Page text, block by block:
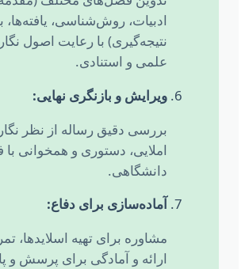
ادبیات، روش‌شناسی، یافته‌ها، بحث
نتیجه‌گیری) با رعایت اصول نگارش
علمی و استنادی.
ویرایش و بازنگری نهایی:
بررسی دقیق رساله از نظر نگارشی،
املایی، دستوری و همخوانی با
دانشگاهی.
آماده‌سازی برای دفاع:
مشاوره برای تهیه اسلایدها، تمرین
ارائه و آمادگی برای پرسش و پاسخ